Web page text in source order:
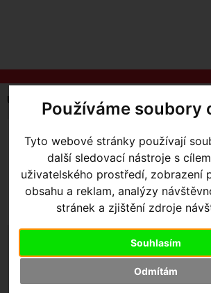
Používáme soubory
Tyto webové stránky používají
další sledovací nástroje s
uživatelského prostředí, zobrazení
obsahu a reklam, analýzy
stránek a zjištění zdroje
Souhlasím
Odmítám
Úvodní strana Komponenty
SKLADEM V
Názvu